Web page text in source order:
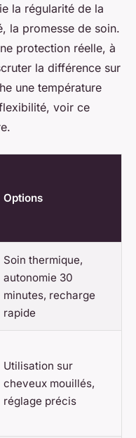
la régularité de la
la promesse de soin.
protection réelle, à
la différence sur
une température
voir ce
Options
Soin thermique,
autonomie 30
minutes, recharge
rapide
Utilisation sur
cheveux mouillés,
réglage précis